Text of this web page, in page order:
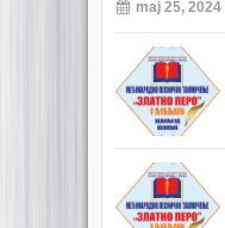
maj 25, 2024